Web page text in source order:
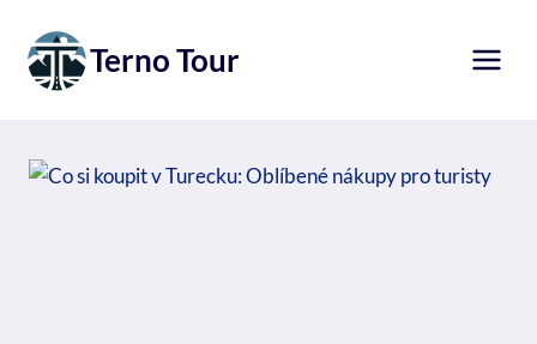
obsah
Terno Tour